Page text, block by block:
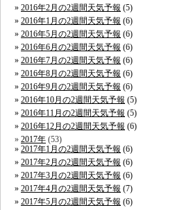
2016年2月の2週間天気予報 (5)
2016年1月の2週間天気予報 (6)
2016年5月の2週間天気予報 (6)
2016年6月の2週間天気予報 (6)
2016年7月の2週間天気予報 (6)
2016年8月の2週間天気予報 (6)
2016年9月の2週間天気予報 (6)
2016年10月の2週間天気予報 (5)
2016年11月の2週間天気予報 (5)
2016年12月の2週間天気予報 (6)
2017年 (53)
2017年1月の2週間天気予報 (6)
2017年2月の2週間天気予報 (6)
2017年3月の2週間天気予報 (6)
2017年4月の2週間天気予報 (7)
2017年5月の2週間天気予報 (6)